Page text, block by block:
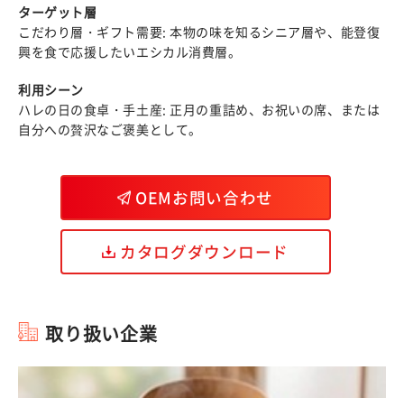
ターゲット層
こだわり層・ギフト需要: 本物の味を知るシニア層や、能登復
興を食で応援したいエシカル消費層。
利用シーン
ハレの日の食卓・手土産: 正月の重詰め、お祝いの席、または
自分への贅沢なご褒美として。
OEMお問い合わせ
カタログダウンロード
取り扱い企業